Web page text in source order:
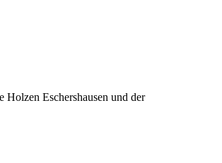
Eschershausen und der